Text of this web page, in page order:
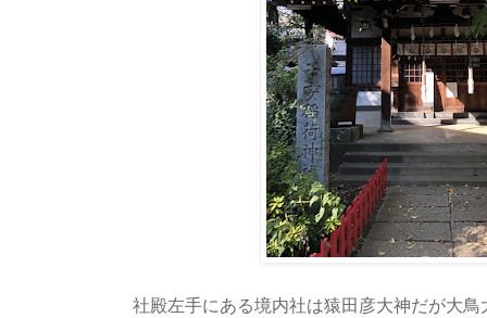
社殿左手にある境内社は猿田彦大神だが大